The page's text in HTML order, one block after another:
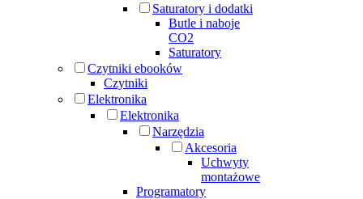
Saturatory i dodatki
Butle i naboje
CO2
Saturatory
Czytniki ebooków
Czytniki
Elektronika
Elektronika
Narzędzia
Akcesoria
Uchwyty
montażowe
Programatory